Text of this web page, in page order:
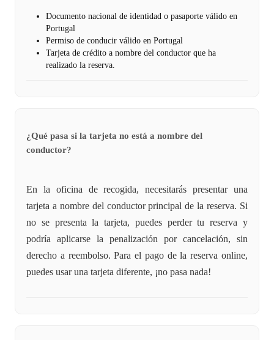
Documento nacional de identidad o pasaporte válido en
Portugal
Permiso de conducir válido en Portugal
Tarjeta de crédito a nombre del conductor que ha
realizado la reserva.
¿Qué pasa si la tarjeta no está a nombre del
conductor?
En la oficina de recogida, necesitarás presentar una
tarjeta a nombre del conductor principal de la reserva. Si
no se presenta la tarjeta, puedes perder tu reserva y
podría aplicarse la penalización por cancelación, sin
derecho a reembolso. Para el pago de la reserva online,
puedes usar una tarjeta diferente, ¡no pasa nada!